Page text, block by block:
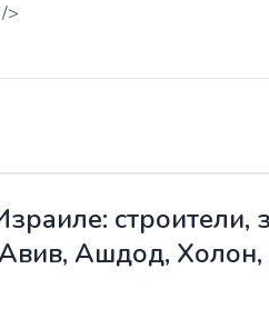
>
строители,
Ашдод,